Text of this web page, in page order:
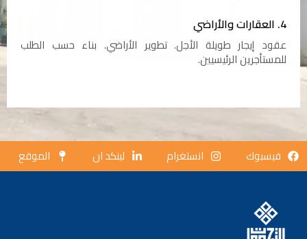
4. العقارات والأراضي
عقود إيجار طويلة الأجل. تطوير الأراضي. بناء حسب الطلب
للمستأجرين الرئيسيين.
فيسبوك انستغرام لينكد ان الموقع